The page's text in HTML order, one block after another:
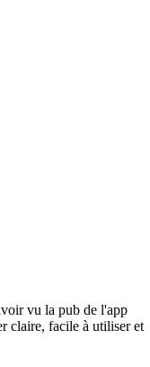
vu la pub de l'app
claire, facile à utiliser et